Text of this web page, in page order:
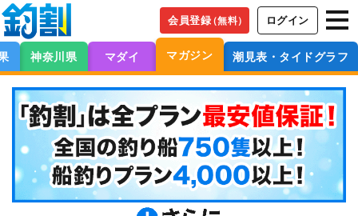
会員登録（無料） ログイン
神奈川県 マダイ マガジン 潮見表・タイドグラフ